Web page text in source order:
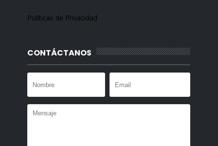
Políticas de Privacidad
CONTÁCTANOS